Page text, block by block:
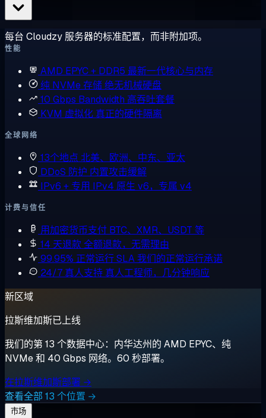
每台 Cloudzy 服务器的标准配置，而非附加项。
性能
AMD EPYC + DDR5 最新一代核心与内存
纯 NVMe 存储绝无机械硬盘
10 Gbps Bandwidth 高吞吐套餐
KVM 虚拟化 真正的硬件隔离
全球网络
13个地点 北美、欧洲、中东、亚太
DDoS 防护 内置攻击缓解
IPv6 + 专用 IPv4 原生 v6，专属 v4
计费与信任
用加密货币支付 BTC、XMR、USDT 等
14 天退款全额退款，无需理由
99.95% 正常运行 SLA我们的正常运行承诺
24/7 真人支持 真人工程师，几分钟响应
新区域
拉斯维加斯已上线
我们的第 13 个数据中心：内华达州的 AMD EPYC、纯
NVMe 和 40 Gbps 网络。60 秒部署。
在拉斯维加斯部署 →
查看全部 13 个位置 →